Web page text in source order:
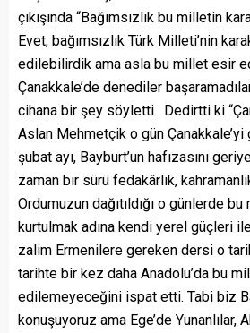
çıkışında “Bağımsızlık bu milletin
Evet, bağımsızlık Türk Milleti’nin
edilebilirdik ama asla bu millet esir
Çanakkale’de denediler
cihana bir şey söyletti. Dedirtti ki
Aslan Mehmetçik o gün Çanakkale’yi
şubat ayı, Bayburt’un hafızasını
zaman bir sürü fedakârlık,
Ordumuzun dağıtıldığı o günlerde
kurtulmak adına kendi yerel güçleri
zalim Ermenilere gereken dersi o
tarihte bir kez daha Anadolu’da bu
edilemeyeceğini ispat etti. Tabi biz
konuşuyoruz ama Ege’de Yunanlılar,